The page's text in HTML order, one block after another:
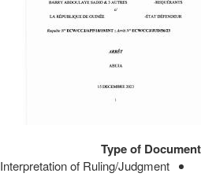
Type of Document
Interpretation of Ruling/Judgment